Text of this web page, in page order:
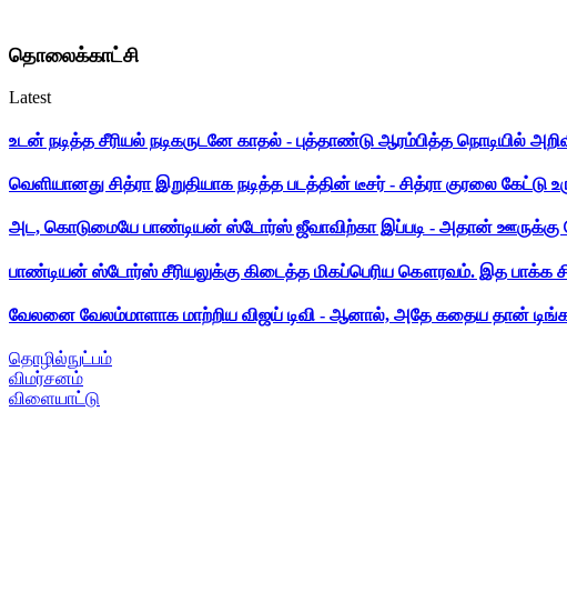
தொலைக்காட்சி
Latest
உடன் நடித்த சீரியல் நடிகருடனே காதல் - புத்தாண்டு ஆரம்பித்த நொடியில்
வெளியானது சித்ரா இறுதியாக நடித்த படத்தின் டீசர் - சித்ரா குரலை கேட்டு
அட, கொடுமையே பாண்டியன் ஸ்டோர்ஸ் ஜீவாவிற்கா இப்படி - அதான் ஊருக்கு
பாண்டியன் ஸ்டோர்ஸ் சீரியலுக்கு கிடைத்த மிகப்பெரிய கௌரவம். இத பாக்க
வேலனை வேலம்மாளாக மாற்றிய விஜய் டிவி - ஆனால், அதே கதைய தான்
தொழில்நுட்பம்
விமர்சனம்
விளையாட்டு